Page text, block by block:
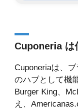
Cuponeria は
Cuponeriaは、
のハブとして機
Burger King、
え、